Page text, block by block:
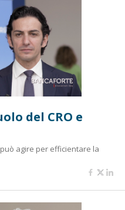
del CRO e
agire per efficientare la